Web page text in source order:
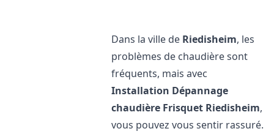
Dans la ville de Riedisheim, les
problèmes de chaudière sont
fréquents, mais avec
Installation Dépannage
chaudière Frisquet Riedisheim,
vous pouvez vous sentir rassuré.